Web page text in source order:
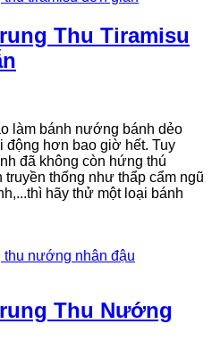
Thu Tiramisu
làm bánh nướng bánh dẻo
động hơn bao giờ hết. Tuy
đã không còn hứng thú
thống như thẩp cẩm ngũ
hãy thử một loại bánh
Thu Nướng